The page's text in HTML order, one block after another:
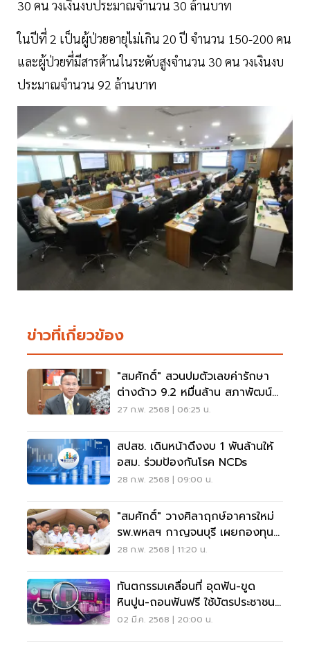
30 คน วงเงินงบประมาณจำนวน 30 ล้านบาท
ในปีที่ 2 เป็นผู้ป่วยอายุไม่เกิน 20 ปี จำนวน 150-200 คน
และผู้ป่วยที่มีสารต้านในระดับสูงจำนวน 30 คน วงเงินงบ
ประมาณจำนวน 92 ล้านบาท
ข่าวที่เกี่ยวข้อง
"สมศักดิ์" สวนปมตัวเลขค่ารักษา
ต่างด้าว 9.2 หมื่นล้าน สภาพัฒน์
เกินจริง
27 ก.พ. 2568 | 06:25 น.
สปสช. เดินหน้าดึงงบ 1 พันล้านให้
อสม. ร่วมป้องกันโรค NCDs
28 ก.พ. 2568 | 09:00 น.
"สมศักดิ์" วางศิลาฤกษ์อาคารใหม่
รพ.พหลฯ กาญจนบุรี เผยกองทุน
อสม.คืบหน้า
28 ก.พ. 2568 | 11:20 น.
ทันตกรรมเคลื่อนที่ อุดฟัน-ขูด
หินปูน-ถอนฟันฟรี ใช้บัตรประชาชน
ใบเดียว
02 มี.ค. 2568 | 20:00 น.